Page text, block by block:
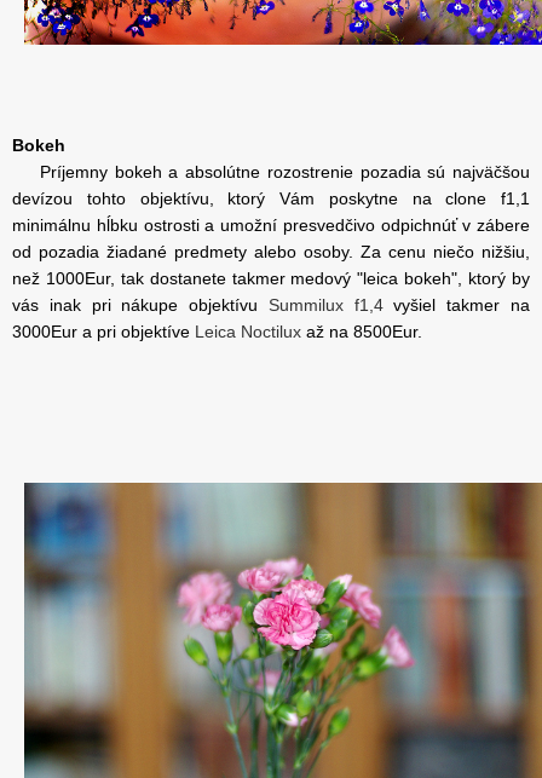
Bokeh
Príjemny bokeh a absolútne rozostrenie pozadia sú najväčšou
devízou tohto objektívu, ktorý Vám poskytne na clone f1,1
minimálnu hĺbku ostrosti a umožní presvedčivo odpichnúť v zábere
od pozadia žiadané predmety alebo osoby. Za cenu niečo nižšiu,
než 1000Eur, tak dostanete takmer medový "leica bokeh", ktorý by
vás inak pri nákupe objektívu Summilux f1,4vyšiel takmer na
3000Eur a pri objektíve Leica Noctilux až na 8500Eur.